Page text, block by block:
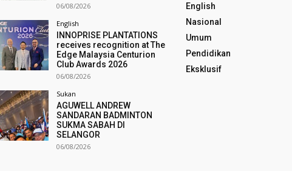
06/08/2026
English
INNOPRISE PLANTATIONS
receives recognition at The
Edge Malaysia Centurion
Club Awards 2026
06/08/2026
Sukan
AGUWELL ANDREW
SANDARAN BADMINTON
SUKMA SABAH DI
SELANGOR
06/08/2026
English
Nasional
Umum
Pendidikan
Eksklusif